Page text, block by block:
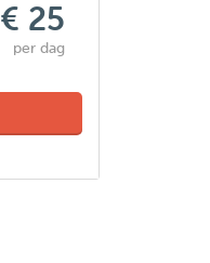
€ 25
per dag